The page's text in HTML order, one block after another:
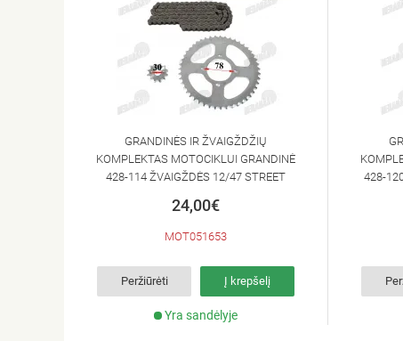
GRANDINĖS IR ŽVAIGŽDŽIŲ
KOMPLEKTAS MOTOCIKLUI GRANDINĖ
428-114 ŽVAIGŽDĖS 12/47 STREET
24,00€
MOT051653
Peržiūrėti Į krepšelį
Yra sandėlyje
428-